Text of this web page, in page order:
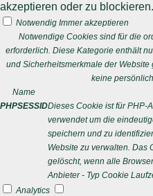
akzeptieren oder zu blockieren.
Notwendig Immer akzeptieren
Notwendige Cookies sind für die
erforderlich. Diese Kategorie enthält
und Sicherheitsmerkmale der
keine
Name
PHPSESSIDDieses Cookie ist für PHP-
verwendet um die
speichern und zu
Website zu verwalten. Das
gelöscht, wenn alle
Anbieter - Typ Cookie
Analytics